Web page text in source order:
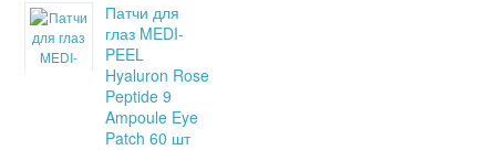
Патчи для
глаз MEDI-
PEEL
Hyaluron Rose
Peptide 9
Ampoule Eye
Patch 60 шт